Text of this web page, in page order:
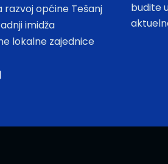
razvoj općine Tešanj
imidža
lokalne zajednice
budite